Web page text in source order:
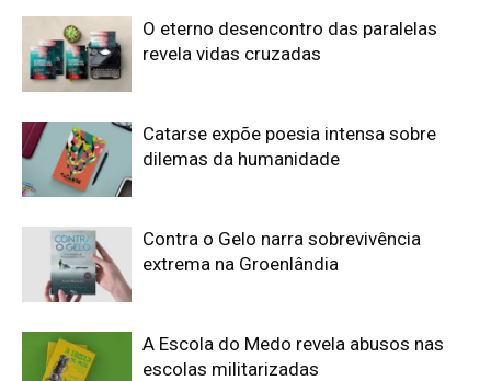
O eterno desencontro das paralelas
revela vidas cruzadas
Catarse expõe poesia intensa sobre
dilemas da humanidade
Contra o Gelo narra sobrevivência
extrema na Groenlândia
A Escola do Medo revela abusos nas
escolas militarizadas